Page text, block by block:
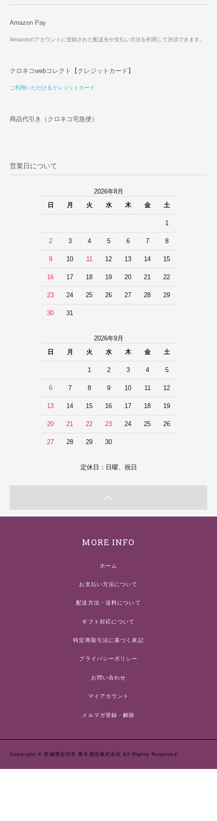
Amazon Pay
Amazonのアカウントに登録された配送先や支払い方法を利用して決済できます。
クロネコwebコレクト【クレジットカード】
ご利用いただけるクレジットカード
商品代引き（クロネコ宅急便）
営業日について
2026年8月
日
月 火 水 木 金 土
1
2 3 4 5 6 7 8
9 10 11 12 13 14 15
16 17 18 19 20 21 22
23 24 25 26 27 28 29
30 31
2026年9月
日
月 火 水 木 金 土
1 2 3 4 5
6 7 8 9 10 11 12
13 14 15 16 17 18 19
20 21 22 23 24 25 26
27 28 29 30
定休日：日曜、祝日
MORE INFO
ホーム
お支払い方法について
配送方法・送料について
ギフト対応について
特定商取引法に基づく表記
プライバシーポリシー
お問い合わせ
マイアカウント
メルマガ登録・解除
Copyright ©茨城県古河市 青木酒造株式会社 All Rights Reserved.